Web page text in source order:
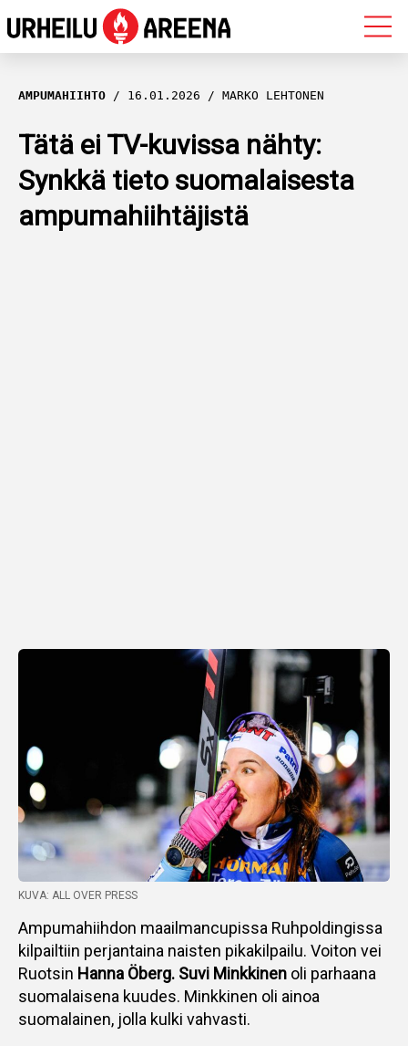
OLYMPIALAISET
MAASTOHIIHTO
AMPUMAHIIHTO
YLEISURHEILU
AMPUMAHIIHTO 16.01.2026 MARKO LEHTONEN
Tätä ei TV-kuvissa nähty:
Synkkä tieto suomalaisesta
ampumahiihtäjistä
KUVA: ALL OVER PRESS
Ampumahiihdon maailmancupissa Ruhpoldingissa
kilpailtiin perjantaina naisten pikakilpailu. Voiton vei
Ruotsin Hanna Öberg. Suvi Minkkinen oli parhaana
suomalaisena kuudes. Minkkinen oli ainoa
suomalainen, jolla kulki vahvasti.